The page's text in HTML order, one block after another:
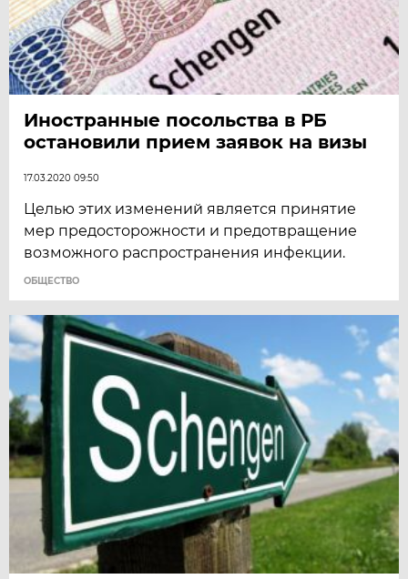
Иностранные посольства в РБ
остановили прием заявок на визы
17.03.2020 09:50
Целью этих изменений является принятие
мер предосторожности и предотвращение
возможного распространения инфекции.
ОБЩЕСТВО